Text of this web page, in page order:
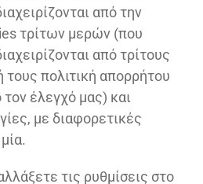
από την
τρίτων μερών (που
από τρίτους
πολιτική απορρήτου
έλεγχό μας) και
με διαφορετικές
τις ρυθμίσεις στο